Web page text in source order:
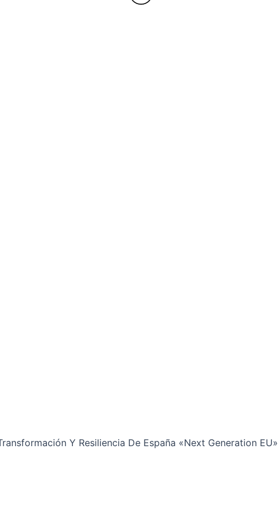
Y Resiliencia De España «Next Generation EU»